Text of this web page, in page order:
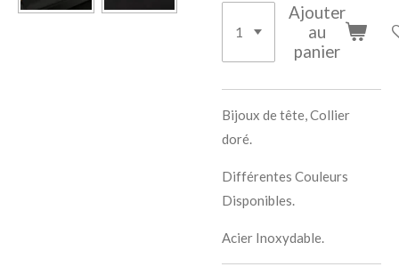
Ajouter
au
panier
Bijoux de tête, Collier
doré.
Différentes Couleurs
Disponibles.
Acier Inoxydable.